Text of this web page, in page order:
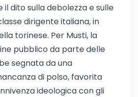
dito sulla debolezza e sulle
dirigente italiana, in
torinese. Per Musti, la
pubblico da parte delle
segnata da una
di polso, favorita
ideologica con gli